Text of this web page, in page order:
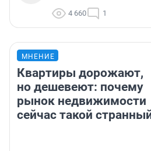
4 660 1
МНЕНИЕ
Квартиры дорожают,
но дешевеют: почему
рынок недвижимости
сейчас такой